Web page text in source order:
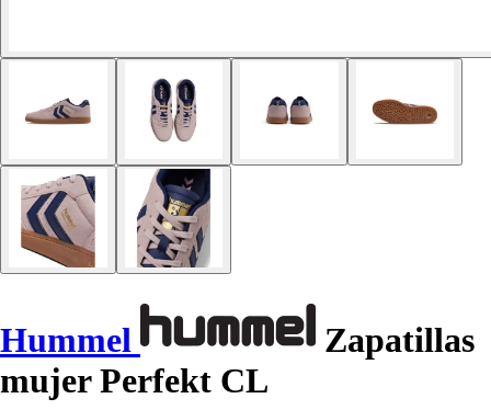
Hummel
Zapatillas
mujer Perfekt CL